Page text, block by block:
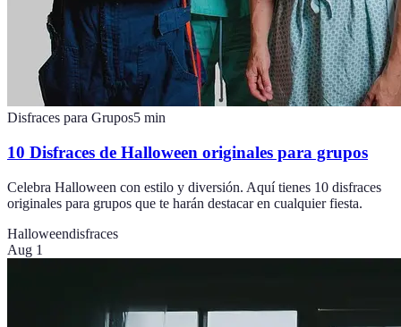
Disfraces para Grupos5 min
10 Disfraces de Halloween originales para grupos
Celebra Halloween con estilo y diversión. Aquí tienes 10 disfraces
originales para grupos que te harán destacar en cualquier fiesta.
Halloweendisfraces
Aug 1